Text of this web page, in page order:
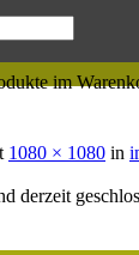
im
1080 × 1080 in
derzeit